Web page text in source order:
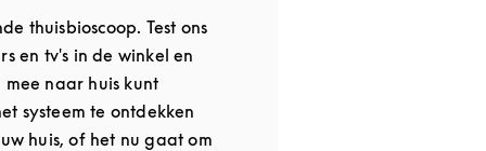
thuisbioscoop. Test ons
en tv's in de winkel en
naar huis kunt
systeem te ontdekken
huis, of het nu gaat om